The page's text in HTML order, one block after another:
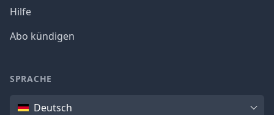
Hilfe
Abo kündigen
SPRACHE
SpracheDeutsch